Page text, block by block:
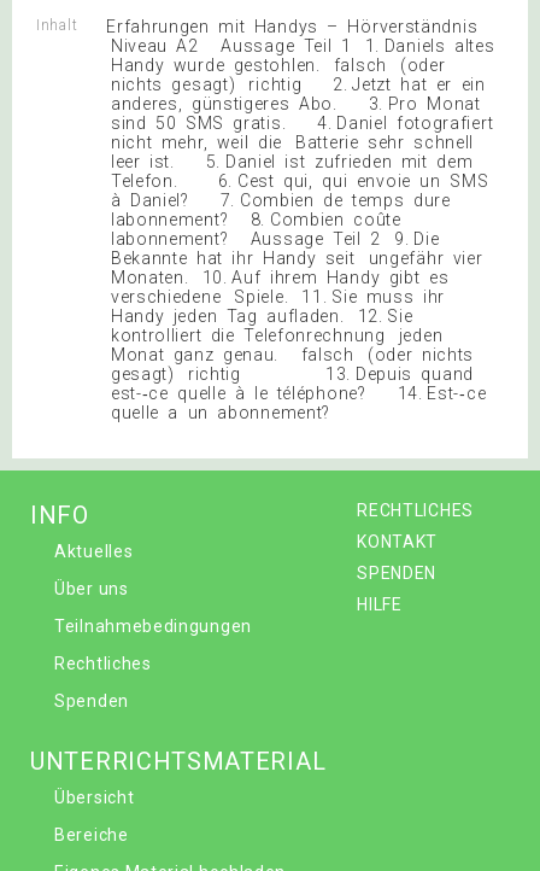
Inhalt
Erfahrungen mit Handys – Hörverständnis
Niveau A2 Aussage Teil 1 1. Daniels altes
Handy wurde gestohlen. falsch (oder
nichts gesagt) richtig 2. Jetzt hat er ein
anderes, günstigeres Abo. 3. Pro Monat
sind 50 SMS gratis. 4. Daniel fotografiert
nicht mehr, weil die Batterie sehr schnell
leer ist. 5. Daniel ist zufrieden mit dem
Telefon. 6. Cest qui, qui envoie un SMS
à Daniel? 7. Combien de temps dure
labonnement? 8. Combien coûte
labonnement? Aussage Teil 2 9. Die
Bekannte hat ihr Handy seit ungefähr vier
Monaten. 10. Auf ihrem Handy gibt es
verschiedene Spiele. 11. Sie muss ihr
Handy jeden Tag aufladen. 12. Sie
kontrolliert die Telefonrechnung jeden
Monat ganz genau. falsch (oder nichts
gesagt) richtig 13. Depuis quand
est-‐ce quelle à le téléphone? 14. Est-‐ce
quelle a un abonnement?
RECHTLICHES
KONTAKT
SPENDEN
HILFE
INFO
Aktuelles
Über uns
Teilnahmebedingungen
Rechtliches
Spenden
UNTERRICHTSMATERIAL
Übersicht
Bereiche